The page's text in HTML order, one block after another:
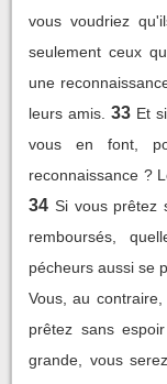
vous voudriez
seulement ceux
une
leurs amis. 33 Et
vous en font,
reconnaissance ?
34 Si vous prêtez
remboursés,
pécheurs aussi se
Vous, au
prêtez sans
grande, vous